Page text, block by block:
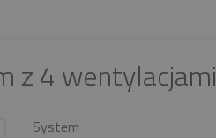
z 4 wentylacjami
System